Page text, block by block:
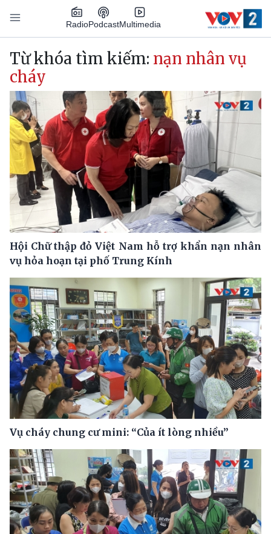
Nhảy đến nội dung
RadioPodcastMultimedia
Main navigation
Từ khóa tìm kiếm: nạn nhân vụ
cháy
Hội Chữ thập đỏ Việt Nam hỗ trợ khẩn nạn nhân
vụ hỏa hoạn tại phố Trung Kính
Vụ cháy chung cư mini: “Của ít lòng nhiều”